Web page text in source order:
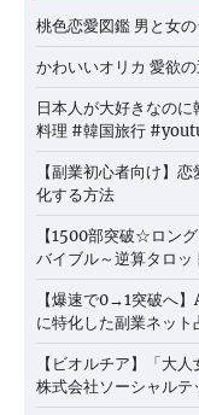
桃色恋愛図鑑 男と女
かわいいオリカ 愛欲
日本人が大好きなの
料理 #韓国旅行
【副業初心者向け】
化する方法
【1500部突破☆ロン
バイブル～逆算タロッ
【爆速で0→1突破へ
に特化した副業ネット
【ビオルチア】「大
株式会社ソーシャルテ